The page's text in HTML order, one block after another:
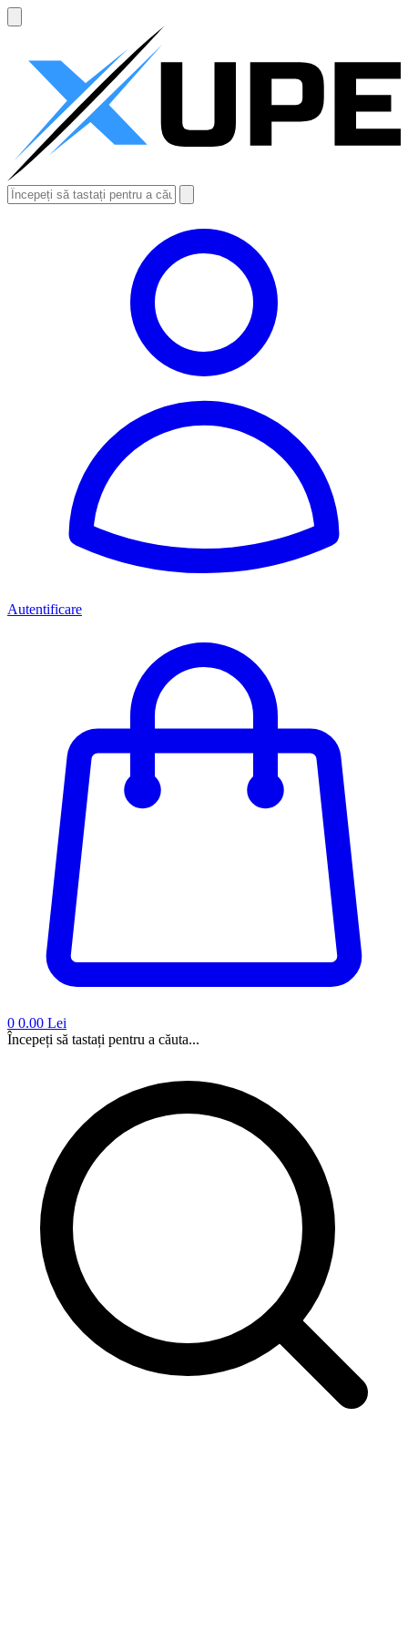
Autentificare
0 0.00 Lei
Începeți să tastați pentru a căuta...